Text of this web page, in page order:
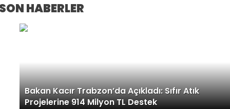
HABERLER
Bakan Kacır Trabzon’da Açıkladı: Sıfır Atık
Projelerine 914 Milyon TL Destek